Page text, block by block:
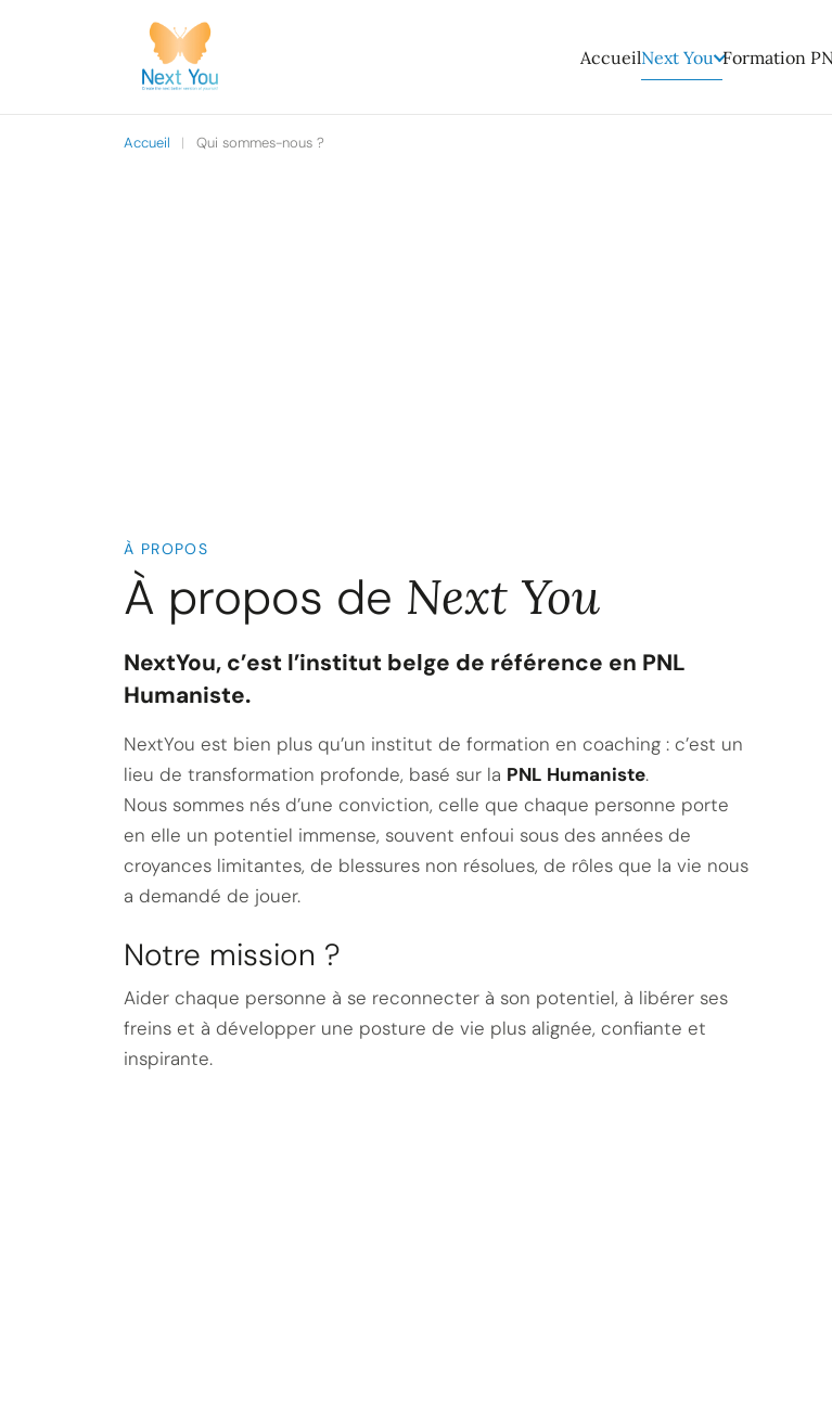
AccueilNext You Formation
Accueil | Qui sommes-nous ?
À PROPOS
À propos de Next You
NextYou, c’est l’institut belge de référence en PNL
Humaniste.
NextYou est bien plus qu’un institut de formation en coaching : c’est un
lieu de transformation profonde, basé sur la PNL Humaniste.
Nous sommes nés d’une conviction, celle que chaque personne porte
en elle un potentiel immense, souvent enfoui sous des années de
croyances limitantes, de blessures non résolues, de rôles que la vie nous
a demandé de jouer.
Notre mission ?
Aider chaque personne à se reconnecter à son potentiel, à libérer ses
freins et à développer une posture de vie plus alignée, confiante et
inspirante.